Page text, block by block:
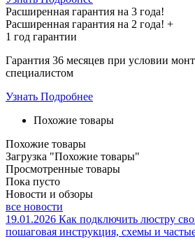
Расширенная гарантия на 3 года!
Расширенная гарантия на 2 года! +
1 год гарантии
Гарантия 36 месяцев при условии
специалистом
Узнать Подробнее
Похожие товары
Похожие товары
Загрузка "Похожие товары"
Просмотренные товары
Пока пусто
Новости и обзоры
все новости
19.01.2026 Как подключить люстру
пошаговая инструкция, схемы и